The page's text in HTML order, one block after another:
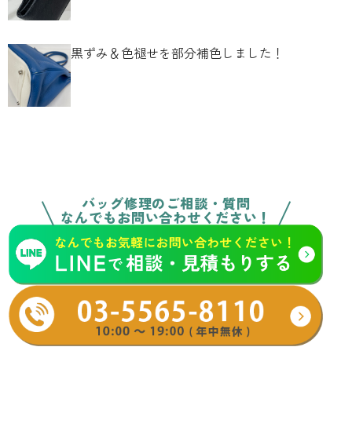
黒ずみ＆色褪せを部分補色しました！
バッグ修理のご相談・質問
なんでもお問い合わせください！